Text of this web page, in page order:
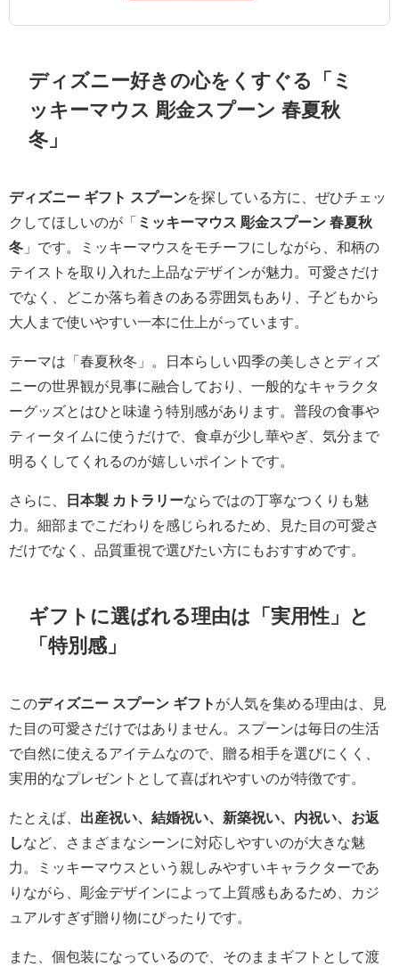
ディズニー好きの心をくすぐる「ミ
ッキーマウス 彫金スプーン 春夏秋
冬」
ディズニー ギフト スプーンを探している方に、ぜひチェッ
クしてほしいのが「 ミッキーマウス 彫金スプーン 春夏秋
冬 」です。ミッキーマウスをモチーフにしながら、和柄の
テイストを取り入れた上品なデザインが魅力。可愛さだけ
でなく、どこか落ち着きのある雰囲気もあり、子どもから
大人まで使いやすい一本に仕上がっています。
テーマは「春夏秋冬」。日本らしい四季の美しさとディズ
ニーの世界観が見事に融合しており、一般的なキャラクタ
ーグッズとはひと味違う特別感があります。普段の食事や
ティータイムに使うだけで、食卓が少し華やぎ、気分まで
明るくしてくれるのが嬉しいポイントです。
さらに、 日本製 カトラリーならではの丁寧なつくりも魅
力。細部までこだわりを感じられるため、見た目の可愛さ
だけでなく、品質重視で選びたい方にもおすすめです。
ギフトに選ばれる理由は「実用性」と
「特別感」
このディズニー スプーン ギフト が人気を集める理由は、見
た目の可愛さだけではありません。スプーンは毎日の生活
で自然に使えるアイテムなので、贈る相手を選びにくく、
実用的なプレゼントとして喜ばれやすいのが特徴です。
たとえば、 出産祝い、結婚祝い、新築祝い、内祝い、お返
しなど、さまざまなシーンに対応しやすいのが大きな魅
力。ミッキーマウスという親しみやすいキャラクターであ
りながら、彫金デザインによって上質感もあるため、カジ
ュアルすぎず贈り物にぴったりです。
また、個包装になっているので、そのままギフトとして渡